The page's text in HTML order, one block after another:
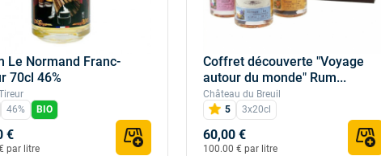
Le Normand Franc-
70cl 46%
46% BIO
€
par litre
Coffret découverte "Voyage
autour du monde" Rum...
Château du Breuil
5
3x20cl
60,00 €
100.00 € par litre